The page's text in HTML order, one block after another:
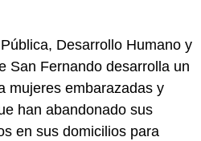
Desarrollo Humano y
San Fernando desarrolla un
mujeres embarazadas y
han abandonado sus
en sus domicilios para